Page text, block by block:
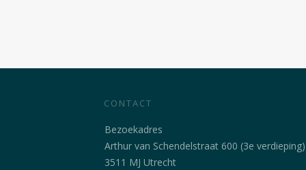
CONTACT
Bezoekadres
Arthur van Schendelstraat 600 (3e verdieping)
3511 MJ Utrecht